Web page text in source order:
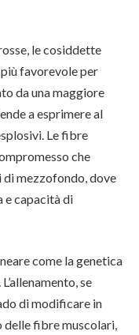
le cosiddette
favorevole per
da una maggiore
a esprimere al
Le fibre
che
mezzofondo, dove
e capacità di
come la genetica
se
di modificare in
fibre muscolari,